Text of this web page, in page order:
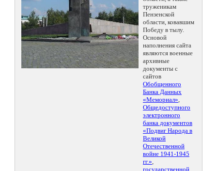
труженикам
Пензенской
области, ковавшим
Победу в тылу.
Основой
наполнения сайта
являются военные
архивные
документы с
сайтов
Обобщенного
Банка Данных
«Мемориал»,
Общедоступного
электронного
банка документов
«Подвиг Народа в
Великой
Отечественной
войне 1941-1945
гг.»,
государственной